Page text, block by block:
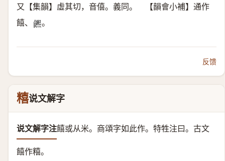
又【集韻】虛其切，音僖。義同。 【韻會小補】通作
饎、 𩟄 。
反馈
糦说文解字
说文解字注饎或从米。 商頌字如此作。特牲注曰。古文
饎作糦。